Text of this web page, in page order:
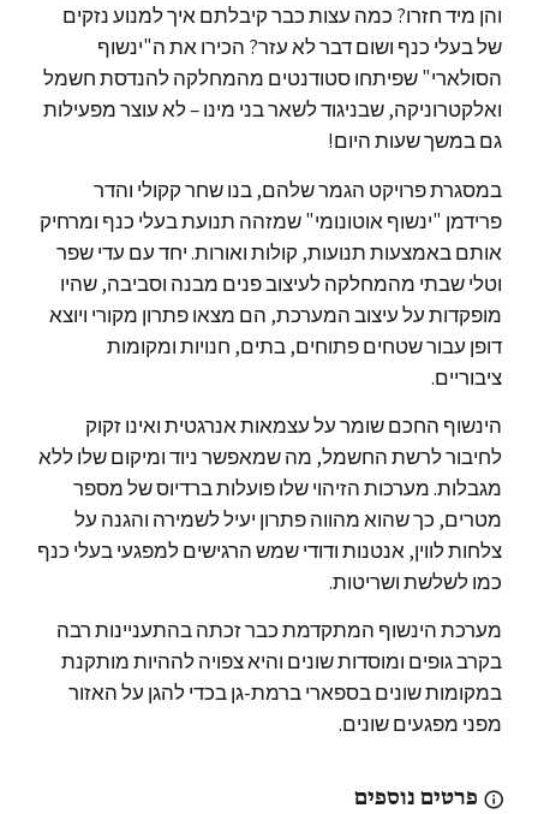
והן מיד חזרו? כמה עצות כבר קיבלתם איך למנוע נזקים
של בעלי כנף ושום דבר לא עזר? הכירו את ה"ינשוף
הסולארי" שפיתחו סטודנטים מהמחלקה להנדסת חשמל
ואלקטרוניקה, שבניגוד לשאר בני מינו – לא עוצר מפעילות
גם במשך שעות היום!
במסגרת פרויקט הגמר שלהם, בנו שחר קקולי והדר
פרידמן "ינשוף אוטונומי" שמזהה תנועת בעלי כנף ומרחיק
אותם באמצעות תנועות, קולות ואורות. יחד עם עדי שפר
וטלי שבתי מהמחלקה לעיצוב פנים מבנה וסביבה, שהיו
מופקדות על עיצוב המערכת, הם מצאו פתרון מקורי ויוצא
דופן עבור שטחים פתוחים, בתים, חנויות ומקומות
ציבוריים.
הינשוף החכם שומר על עצמאות אנרגטית ואינו זקוק
לחיבור לרשת החשמל, מה שמאפשר ניוד ומיקום שלו ללא
מגבלות. מערכות הזיהוי שלו פועלות ברדיוס של מספר
מטרים, כך שהוא מהווה פתרון יעיל לשמירה והגנה על
צלחות לווין, אנטנות ודודי שמש הרגישים למפגעי בעלי כנף
כמו לשלשת ושריטות.
מערכת הינשוף המתקדמת כבר זכתה בהתעניינות רבה
בקרב גופים ומוסדות שונים והיא צפויה לההיות מותקנת
במקומות שונים בספארי ברמת-גן בכדי להגן על האזור
מפני מפגעים שונים.
פרטים נוספים